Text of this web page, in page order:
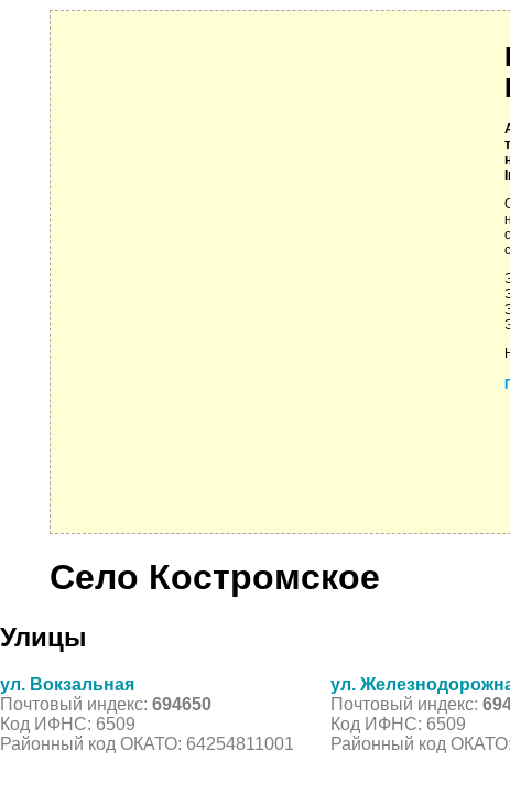
Село Костромское
Улицы
ул. Вокзальная
Почтовый индекс: 694650
Код ИФНС: 6509
Районный код ОКАТО: 64254811001
ул.
Почтовый индекс:
Код ИФНС: 6509
Районный код